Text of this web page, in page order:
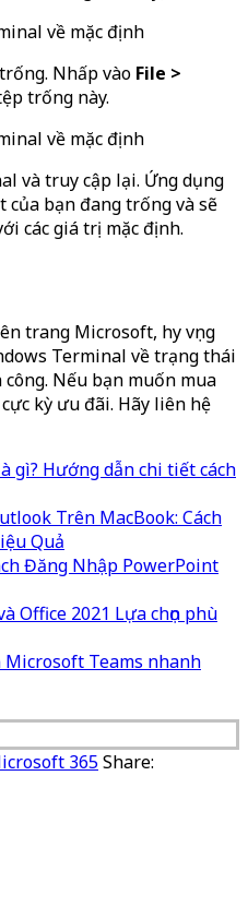
Nhấp vào File >
trống này.
và truy cập lại. Ứng dụng
của bạn đang trống và sẽ
các giá trị mặc định.
trang Microsoft, hy vọng
Terminal về trạng thái
công. Nếu bạn muốn mua
kỳ ưu đãi. Hãy liên hệ
gì? Hướng dẫn chi tiết cách
Trên MacBook: Cách
Quả
Đăng Nhập PowerPoint
Office 2021 Lựa chọn phù
Microsoft Teams nhanh
365Share: